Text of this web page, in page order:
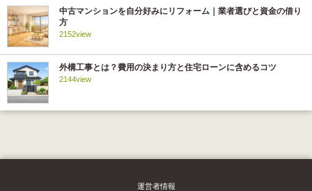
中古マンションを自分好みにリフォーム｜業者選びと資金の借り
方
2152view
外構工事とは？費用の決まり方と住宅ローンに含めるコツ
2144view
運営者情報